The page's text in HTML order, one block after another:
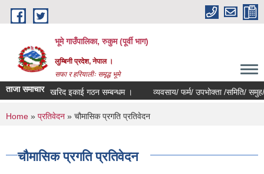
Skip to main content
भूमे गाउँपालिका, रुकुम (पूर्वी भाग)
लुम्बिनी प्रदेश, नेपाल ।
सफा र हरियालीः समृद्ध भूमे
ताजा समाचारखरिद इकाई गठन सम्बन्धम । व्यवसाय/ फर्म/ उपभोक्ता /समिति/ समुह/
You are here
Home » प्रतिवेदन » चौमासिक प्रगति प्रतिवेदन
चौमासिक प्रगति प्रतिवेदन